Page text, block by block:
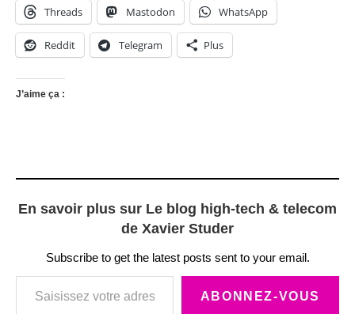
Threads Mastodon WhatsApp
Reddit Telegram Plus
J’aime ça :
En savoir plus sur Le blog high-tech & telecom
de Xavier Studer
Subscribe to get the latest posts sent to your email.
Saisissez votre adresse e-mail…
ABONNEZ-VOUS